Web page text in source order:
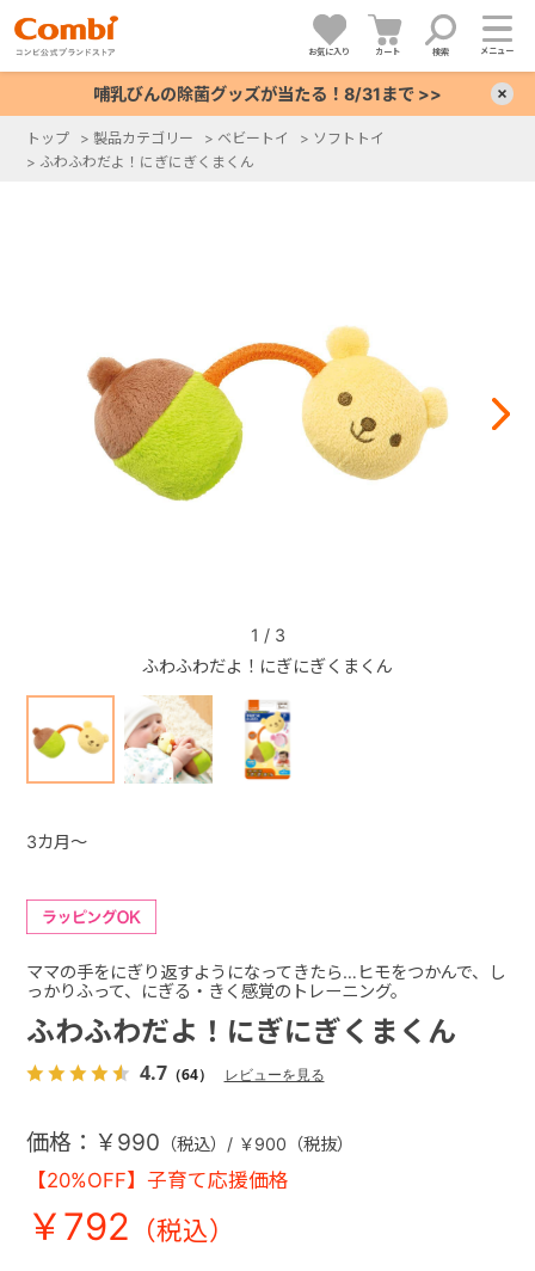
お気に入り カート 検索 メニュー
哺乳びんの除菌グッズが当たる！8/31まで >>
トップ > 製品カテゴリー > ベビートイ > ソフトトイ
> ふわふわだよ！にぎにぎくまくん
ふわふわだよ！にぎにぎくまくん
1 / 3
ふわふわだよ！にぎにぎくまくん
4.7（64） レビューを見る
ママの手をにぎり返すようになってきたら…ヒモをつかんで、し
っかりふって、にぎる・きく感覚のトレーニング。
【20%OFF】子育て応援価格
￥792
価格：￥990 （税込）/ ￥900（税抜）
3カ月～